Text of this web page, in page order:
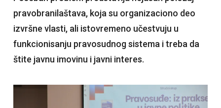
pravobranilaštava, koja su organizaciono deo
izvršne vlasti, ali istovremeno učestvuju u
funkcionisanju pravosudnog sistema i treba da
štite javnu imovinu i javni interes.